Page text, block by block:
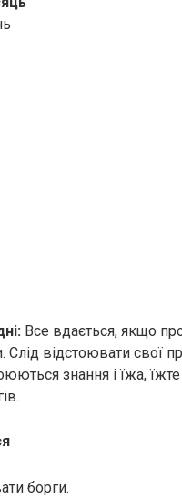
Все вдається, якщо
Слід відстоювати свої
знання і їжа,
борги.